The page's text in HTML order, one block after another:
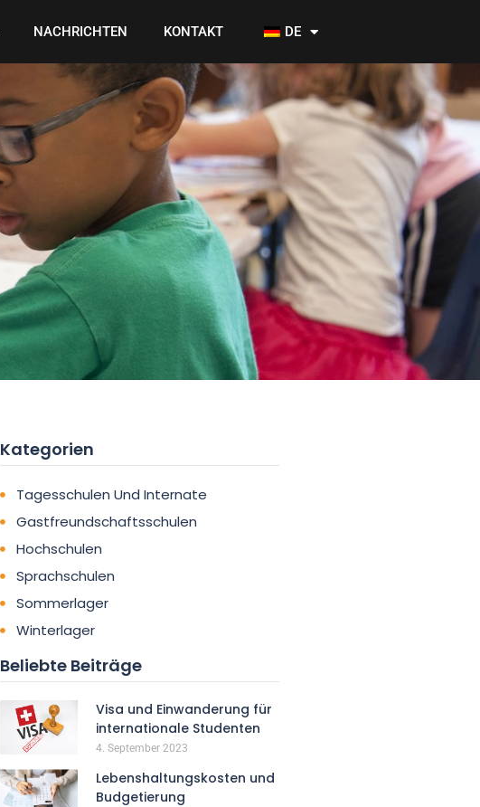
NACHRICHTEN KONTAKT DE
Kategorien
Tagesschulen Und Internate
Gastfreundschaftsschulen
Hochschulen
Sprachschulen
Sommerlager
Winterlager
Beliebte Beiträge
Visa und Einwanderung für
internationale Studenten
4. September 2023
Lebenshaltungskosten und
Budgetierung